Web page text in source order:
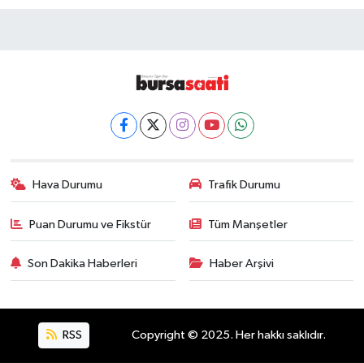
Hava Durumu Trafik Durumu
Puan Durumu ve Fikstür Tüm Manşetler
Son Dakika Haberleri Haber Arşivi
RSS Copyright © 2025. Her hakkı saklıdır.